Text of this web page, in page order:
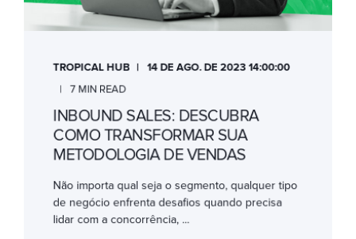
TROPICAL HUB 14 DE AGO. DE 2023 14:00:00
7 MIN READ
INBOUND SALES: DESCUBRA
COMO TRANSFORMAR SUA
METODOLOGIA DE VENDAS
Não importa qual seja o segmento, qualquer tipo
de negócio enfrenta desafios quando precisa
lidar com a concorrência, ...